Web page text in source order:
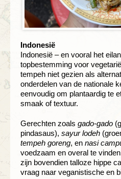
Indonesië
Indonesië – en vooral het
topbestemming voor
tempeh niet gezien als
onderdelen van de nationale
eenvoudig om plantaardig te
smaak of textuur.
Gerechten zoals gado-gado
pindasaus), sayur lodeh
tempeh goreng, en nasi
voedzaam en overal te
zijn bovendien talloze hippe
vraag naar veganistische en